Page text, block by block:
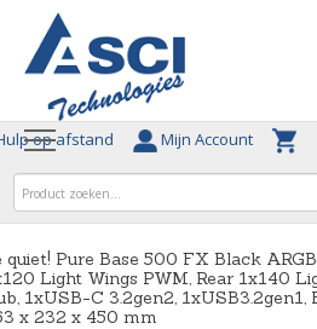
op afstand Mijn Account
quiet! Pure Base 500 FX Black
Light Wings PWM, Rear 1x140
1xUSB-C 3.2gen2, 1xUSB3.2gen1,
x 232 x 450 mm